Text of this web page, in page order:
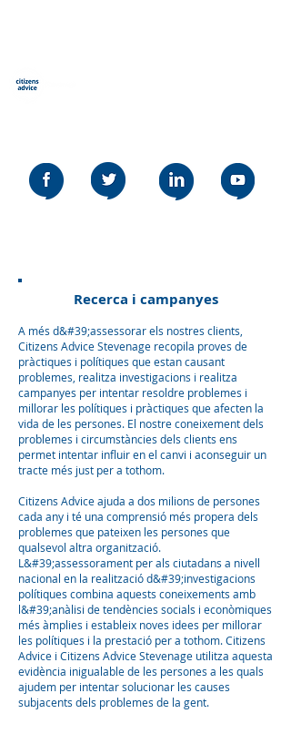
Recerca i campanyes
A més d&#39;assessorar els nostres clients,
Citizens Advice Stevenage recopila proves de
pràctiques i polítiques que estan causant
problemes, realitza investigacions i realitza
campanyes per intentar resoldre problemes i
millorar les polítiques i pràctiques que afecten la
vida de les persones. El nostre coneixement dels
problemes i circumstàncies dels clients ens
permet intentar influir en el canvi i aconseguir un
tracte més just per a tothom.
Citizens Advice ajuda a dos milions de persones
cada any i té una comprensió més propera dels
problemes que pateixen les persones que
qualsevol altra organització.
L&#39;assessorament per als ciutadans a nivell
nacional en la realització d&#39;investigacions
polítiques combina aquests coneixements amb
l&#39;anàlisi de tendències socials i econòmiques
més àmplies i estableix noves idees per millorar
les polítiques i la prestació per a tothom. Citizens
Advice i Citizens Advice Stevenage utilitza aquesta
evidència inigualable de les persones a les quals
ajudem per intentar solucionar les causes
subjacents dels problemes de la gent.